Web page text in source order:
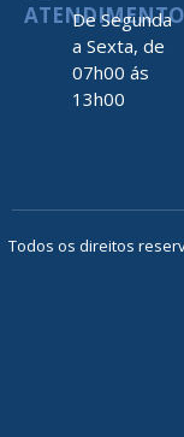
ATENDIMENTO
De Segunda
a Sexta, de
07h00 ás
13h00
Todos os direitos